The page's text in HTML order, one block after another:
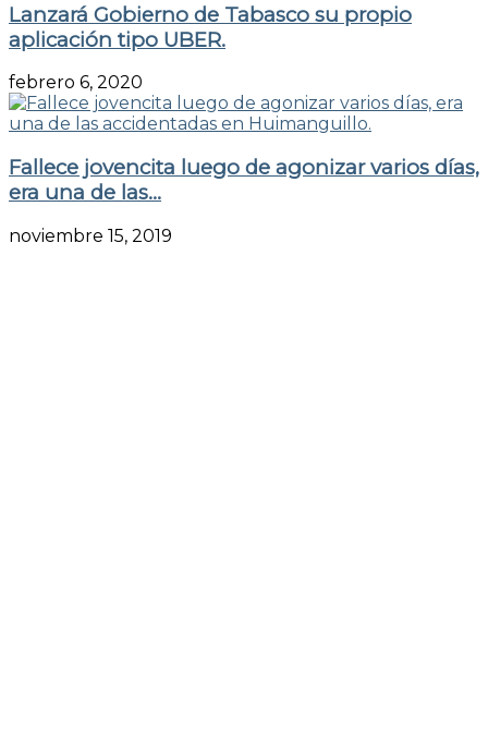
Lanzará Gobierno de Tabasco su propio
aplicación tipo UBER.
febrero 6, 2020
Fallece jovencita luego de agonizar varios días,
era una de las...
noviembre 15, 2019